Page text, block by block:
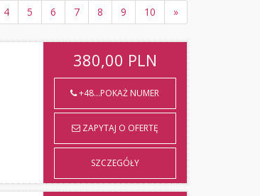
4 5 6 7 8 9 10 »
380,00 PLN
+48...POKAŻ NUMER
ZAPYTAJ O OFERTĘ
SZCZEGÓŁY